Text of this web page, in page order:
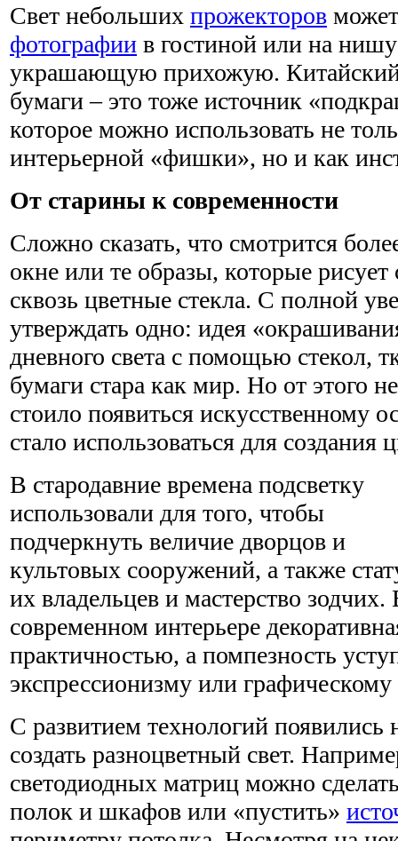
Свет небольших прожекторов
фотографии в гостиной или на
украшающую прихожую. Китайский
бумаги – это тоже источник
которое можно использовать не
интерьерной «фишки», но и как
От старины к современности
Сложно сказать, что смотрится
окне или те образы, которые рисует
сквозь цветные стекла. С полной
утверждать одно: идея
дневного света с помощью стекол,
бумаги стара как мир. Но от этого
стоило появиться искусственному
стало использоваться для создания
В стародавние времена подсветку
использовали для того, чтобы
подчеркнуть величие дворцов и
культовых сооружений, а также
их владельцев и мастерство зодчих.
современном интерьере
практичностью, а помпезность
экспрессионизму или графическому
С развитием технологий
создать разноцветный свет.
светодиодных матриц можно
полок и шкафов или «пустить»